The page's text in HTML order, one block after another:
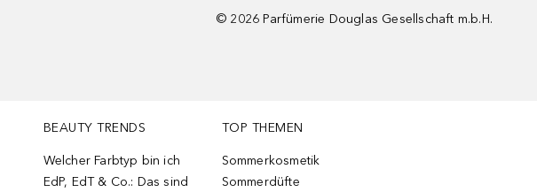
© 2026 Parfümerie Douglas Gesellschaft m.b.H.
BEAUTY TRENDS
Welcher Farbtyp bin ich
EdP, EdT & Co.: Das sind
TOP THEMEN
Sommerkosmetik
Sommerdüfte